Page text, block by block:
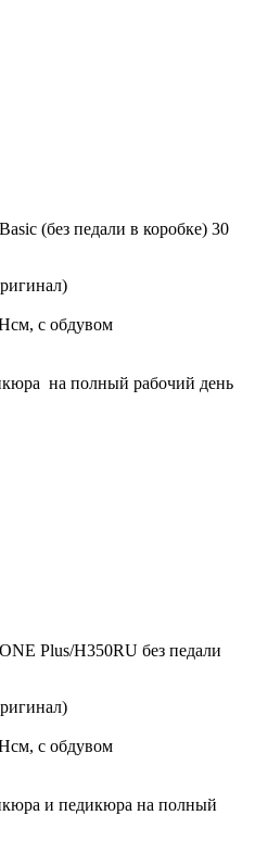
(без педали в коробке) 30
с обдувом
на полный рабочий день
Plus/H350RU без педали
с обдувом
и педикюра на полный